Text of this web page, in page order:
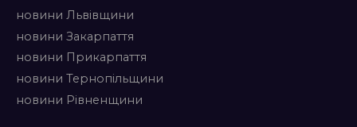
новини Львівщини
новини Закарпаття
новини Прикарпаття
новини Тернопільщини
новини Рівненщини